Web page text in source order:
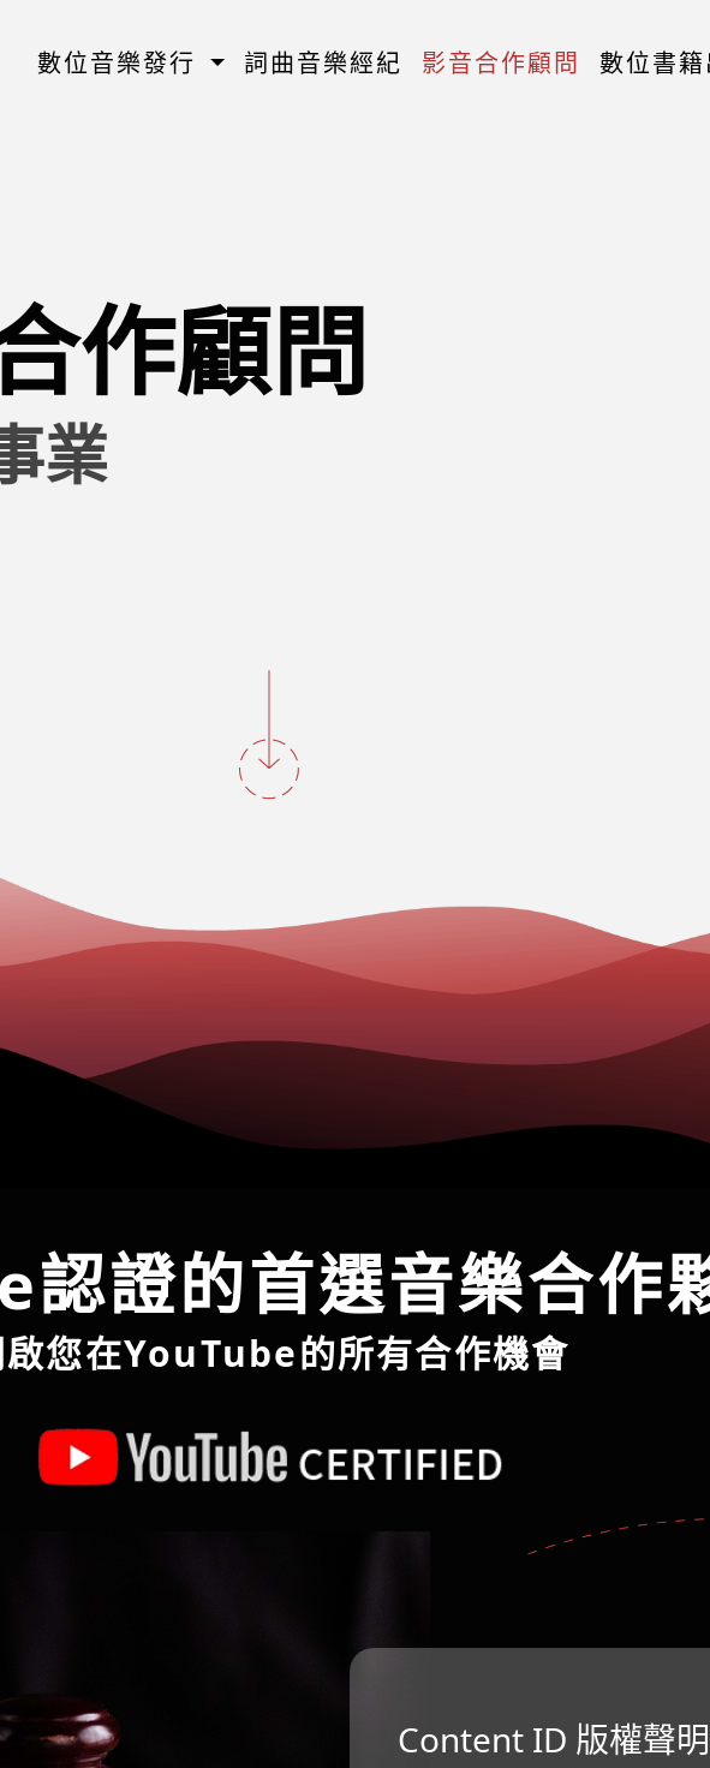
數位音樂發行 詞曲音樂經紀 影音合作顧問 數位書籍
作顧問
業
證的首選音樂合作
您在YouTube的所有合作機會
Content ID 版權聲明